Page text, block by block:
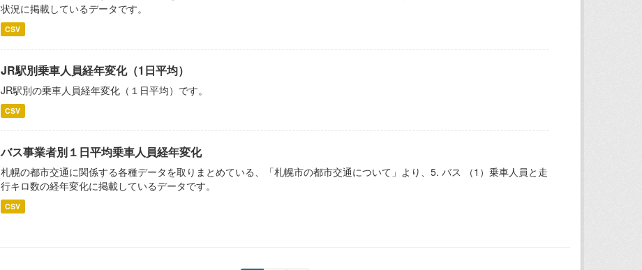
状況に掲載しているデータです。
CSV
JR駅別乗車人員経年変化（1日平均）
JR駅別の乗車人員経年変化（１日平均）です。
CSV
バス事業者別１日平均乗車人員経年変化
札幌の都市交通に関係する各種データを取りまとめている、「札幌市の都市交通について」より、5. バス （1）乗車人員と走
行キロ数の経年変化に掲載しているデータです。
CSV